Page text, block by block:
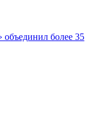
объединил более 35